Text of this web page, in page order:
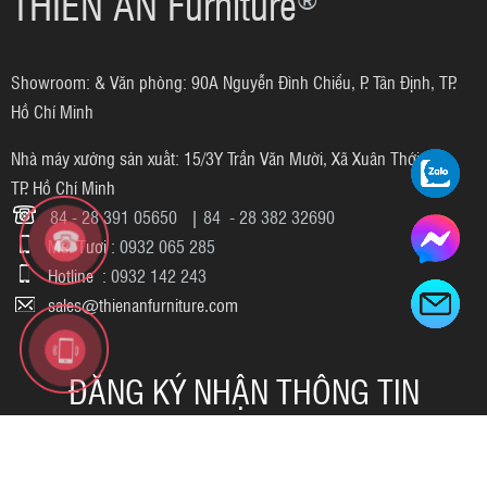
Showroom: & Văn phòng: 90A Nguyễn Đình Chiểu, P. Tân Định, TP.
Hồ Chí Minh
Nhà máy xưởng sản xuất: 15/3Y Trần Văn Mười, Xã Xuân Thới Sơn,
TP. Hồ Chí Minh
84 - 28 391 05650 | 84 - 28 382 32690
Ms. Tươi : 0932 065 285
Hotline : 0932 142 243
sales@thienanfurniture.com
ĐĂNG KÝ NHẬN THÔNG TIN